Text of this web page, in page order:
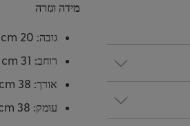
מידה וגזרה
גובה: 20 cm
רוחב: 31 cm
אורך: 38 cm
עומק: 38 cm